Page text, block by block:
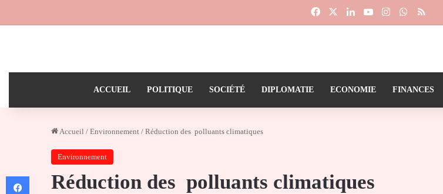
FacebookLinkedinYouTubeInstagramWhatsApp
RSS
ACCUEIL POLITIQUE SOCIÉTÉ DIPLOMATIE ECONOMIE FINANCES
Accueil / Environnement / Réduction des polluants climatiques
Environnement
Réduction des polluants climatiques
Facebook